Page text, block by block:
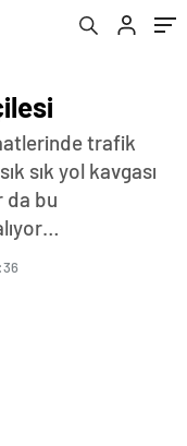
trafik
sık yol kavgası
da bu